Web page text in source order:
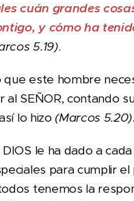
cuán grandes
y cómo ha
5.19).
que este hombre
al SEÑOR, contando
lo hizo (Marcos 5.20).
le ha dado a
para cumplir
tenemos la